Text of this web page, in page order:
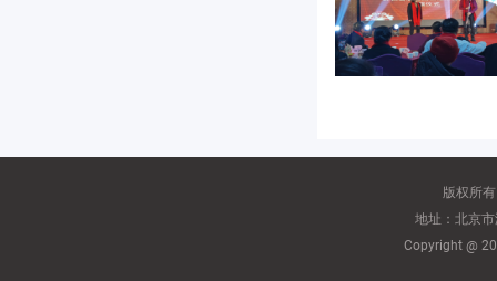
版权所
地址：北京
Copyright @